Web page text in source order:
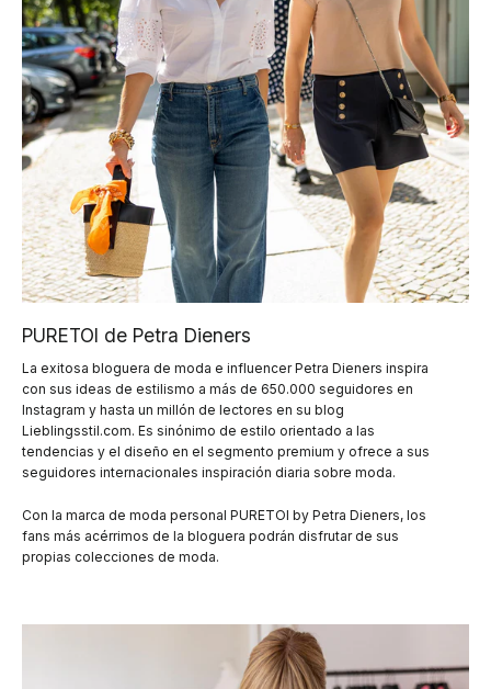
PURETOI de Petra Dieners
La exitosa bloguera de moda e influencer Petra Dieners inspira
con sus ideas de estilismo a más de 650.000 seguidores en
Instagram y hasta un millón de lectores en su blog
Lieblingsstil.com. Es sinónimo de estilo orientado a las
tendencias y el diseño en el segmento premium y ofrece a sus
seguidores internacionales inspiración diaria sobre moda.
Con la marca de moda personal PURETOI by Petra Dieners, los
fans más acérrimos de la bloguera podrán disfrutar de sus
propias colecciones de moda.